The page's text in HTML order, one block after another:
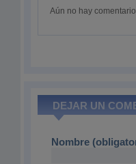
Aún no hay
DEJAR UN
Nombre